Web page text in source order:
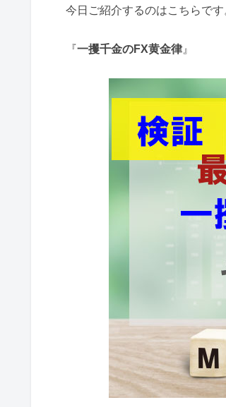
今日ご紹介するのはこちらです
『一攫千金のFX黄金律』